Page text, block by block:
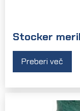
Stocker
Preberi več